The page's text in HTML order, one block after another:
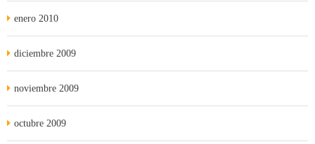
enero 2010
diciembre 2009
noviembre 2009
octubre 2009